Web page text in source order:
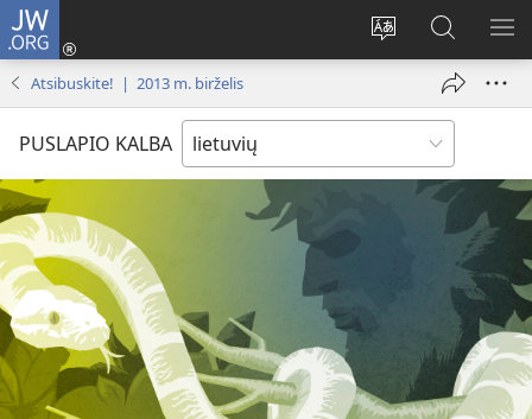
JW.ORG
Pakeisti
svetainės
Prisijungti
(atsiveria Paieška
svetainėje
JW.ORG
Atsibuskite! | 2013 m. birželis
PUSLAPIO KALBA